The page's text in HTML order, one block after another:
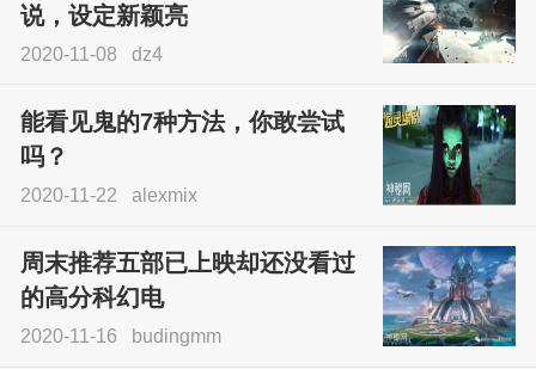
说，设定新颖亮
2020-11-08 dz4
能看见鬼的7种方法，你敢尝试
吗？
2020-11-22 alexmix
周末推荐五部已上映却还没看过
的高分科幻电
2020-11-16 budingmm